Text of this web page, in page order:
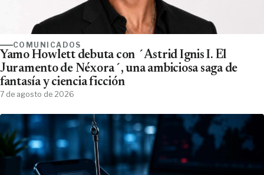
COMUNICADOS
Yamo Howlett debuta con ´Astrid Ignis I. El
Juramento de Néxora´, una ambiciosa saga de
fantasía y ciencia ficción
7 de agosto de 2026